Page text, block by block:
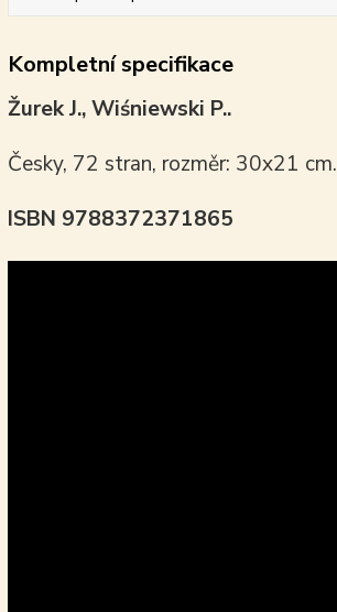
Kompletní specifikace
Žurek J., Wiśniewski P..
Česky, 72 stran, rozměr: 30x21 cm.
ISBN 9788372371865